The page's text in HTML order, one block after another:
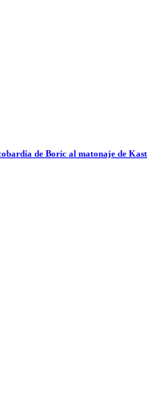
de Boric al matonaje de Kast